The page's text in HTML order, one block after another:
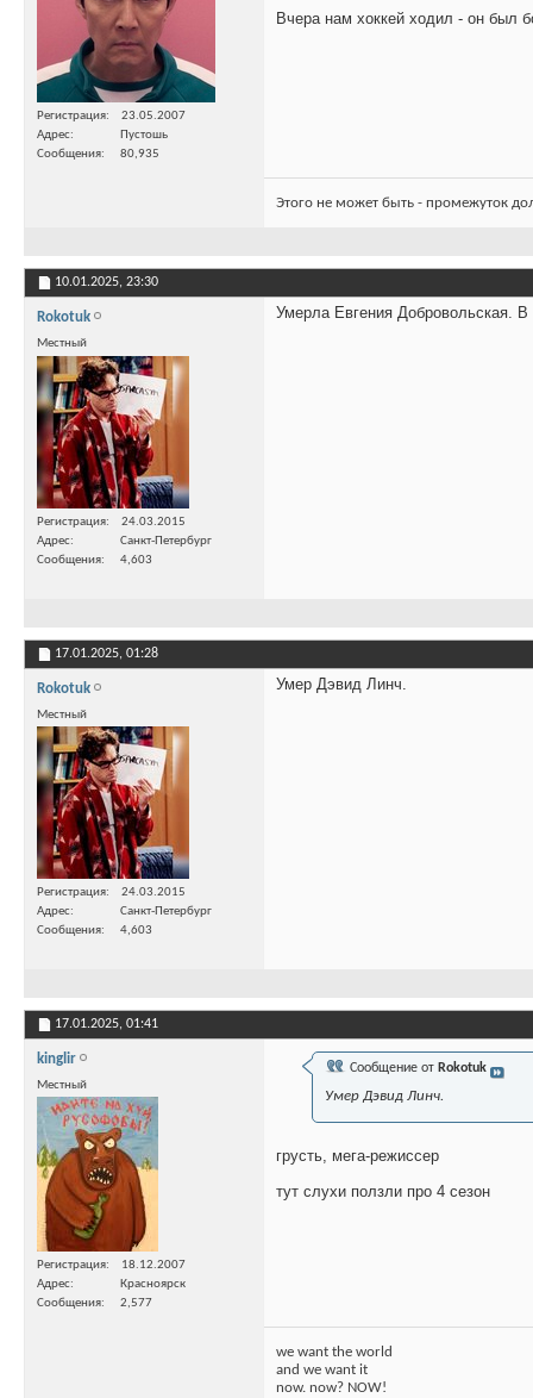
Регистрация
23.05.2007
Адрес
Пустошь
Сообщения
80,935
Вчера нам хоккей ходил - он был
Этого не может быть - промежуток
10.01.2025, 23:30
Rokotuk
Местный
Регистрация
24.03.2015
Адрес
Санкт-Петербург
Сообщения
4,603
Умерла Евгения Добровольская. В
17.01.2025, 01:28
Rokotuk
Местный
Регистрация
24.03.2015
Адрес
Санкт-Петербург
Сообщения
4,603
Умер Дэвид Линч.
17.01.2025, 01:41
kinglir
Местный
Регистрация
18.12.2007
Адрес
Красноярск
Сообщения
2,577
Сообщение от Rokotuk
Умер Дэвид Линч.
грусть, мега-режиссер
тут слухи ползли про 4 сезон
we want the world
and we want it
now. now? NOW!